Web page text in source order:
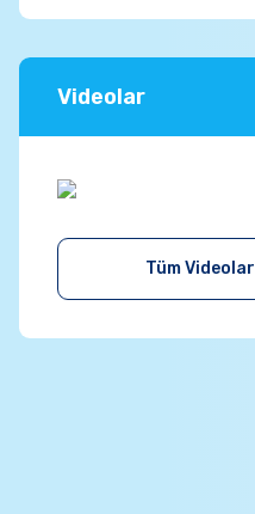
Videolar
Tüm Videolar